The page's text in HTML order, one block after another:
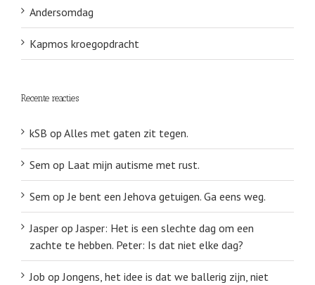
Andersomdag
Kapmos kroegopdracht
Recente reacties
kSB op Alles met gaten zit tegen.
Sem op Laat mijn autisme met rust.
Sem opJe bent een Jehova getuigen. Ga eens weg.
Jasper opJasper: Het is een slechte dag om een
zachte te hebben. Peter: Is dat niet elke dag?
Job opJongens, het idee is dat we ballerig zijn, niet